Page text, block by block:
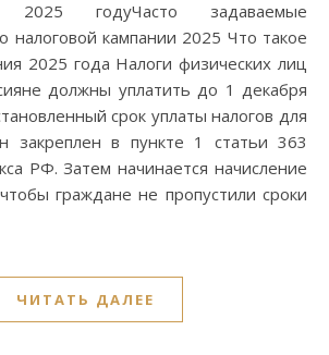
годуЧасто задаваемые
налоговой кампании 2025 Что такое
2025 года Налоги физических лиц
должны уплатить до 1 декабря
срок уплаты налогов для
закреплен в пункте 1 статьи 363
РФ. Затем начинается начисление
граждане не пропустили сроки
ЧИТАТЬ ДАЛЕЕ